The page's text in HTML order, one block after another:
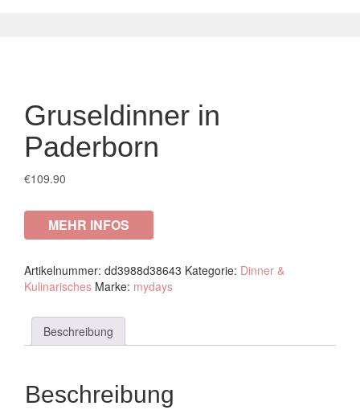
Gruseldinner in
Paderborn
€109.90
MEHR INFOS
Artikelnummer: dd3988d38643 Kategorie: Dinner &
Kulinarisches Marke: mydays
Beschreibung
Beschreibung